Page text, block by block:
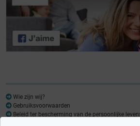
Mariangela Fiorente,
ALWB
Wie zijn wij?
Gebruiksvoorwaarden
Beleid ter bescherming van de persoonlijke